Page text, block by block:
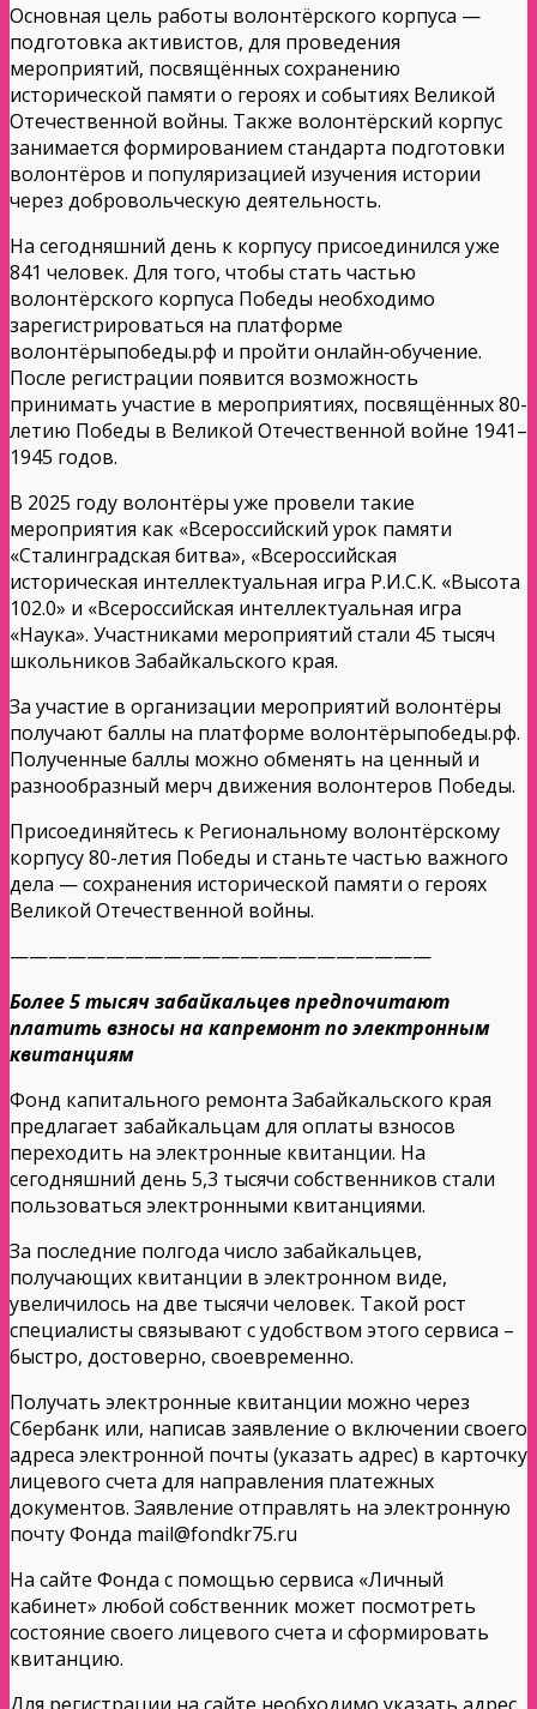
Основная цель работы волонтёрского корпуса —
подготовка активистов, для проведения
мероприятий, посвящённых сохранению
исторической памяти о героях и событиях Великой
Отечественной войны. Также волонтёрский корпус
занимается формированием стандарта подготовки
волонтёров и популяризацией изучения истории
через добровольческую деятельность.
На сегодняшний день к корпусу присоединился уже
841 человек. Для того, чтобы стать частью
волонтёрского корпуса Победы необходимо
зарегистрироваться на платформе
волонтёрыпобеды.рф и пройти онлайн‑обучение.
После регистрации появится возможность
принимать участие в мероприятиях, посвящённых 80-
летию Победы в Великой Отечественной войне 1941–
1945 годов.
В 2025 году волонтёры уже провели такие
мероприятия как «Всероссийский урок памяти
«Сталинградская битва», «Всероссийская
историческая интеллектуальная игра Р.И.С.К. «Высота
102.0» и «Всероссийская интеллектуальная игра
«Наука». Участниками мероприятий стали 45 тысяч
школьников Забайкальского края.
За участие в организации мероприятий волонтёры
получают баллы на платформе волонтёрыпобеды.рф.
Полученные баллы можно обменять на ценный и
разнообразный мерч движения волонтеров Победы.
Присоединяйтесь к Региональному волонтёрскому
корпусу 80-летия Победы и станьте частью важного
дела — сохранения исторической памяти о героях
Великой Отечественной войны.
——————————————————————
Более 5 тысяч забайкальцев предпочитают
платить взносы на капремонт по электронным
квитанциям
Фонд капитального ремонта Забайкальского края
предлагает забайкальцам для оплаты взносов
переходить на электронные квитанции. На
сегодняшний день 5,3 тысячи собственников стали
пользоваться электронными квитанциями.
За последние полгода число забайкальцев,
получающих квитанции в электронном виде,
увеличилось на две тысячи человек. Такой рост
специалисты связывают с удобством этого сервиса –
быстро, достоверно, своевременно.
Получать электронные квитанции можно через
Сбербанк или, написав заявление о включении своего
адреса электронной почты (указать адрес) в карточку
лицевого счета для направления платежных
документов. Заявление отправлять на электронную
почту Фонда mail@fondkr75.ru
На сайте Фонда с помощью сервиса «Личный
кабинет» любой собственник может посмотреть
состояние своего лицевого счета и сформировать
квитанцию.